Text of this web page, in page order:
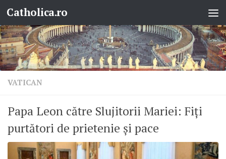
Skip to content
Catholica.ro
VATICAN
Papa Leon către Slujitorii Mariei: Fiți
purtători de prietenie și pace